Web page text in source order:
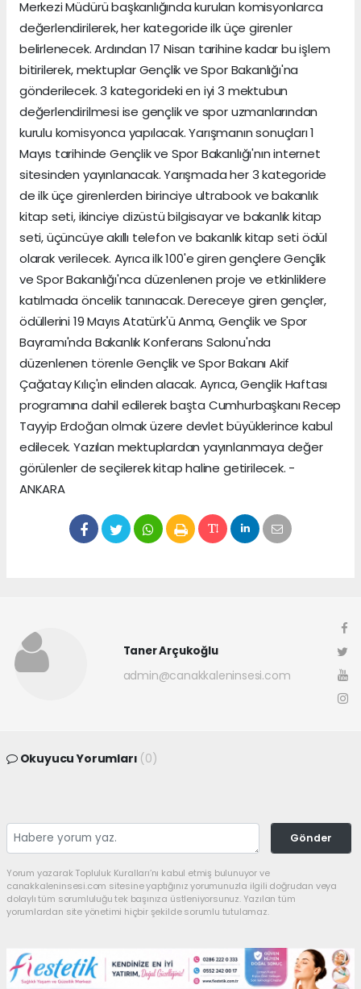
Merkezi Müdürü başkanlığında kurulan komisyonlarca
değerlendirilerek, her kategoride ilk üçe girenler
belirlenecek. Ardından 17 Nisan tarihine kadar bu işlem
bitirilerek, mektuplar Gençlik ve Spor Bakanlığı'na
gönderilecek. 3 kategorideki en iyi 3 mektubun
değerlendirilmesi ise gençlik ve spor uzmanlarından
kurulu komisyonca yapılacak. Yarışmanın sonuçları 1
Mayıs tarihinde Gençlik ve Spor Bakanlığı'nın internet
sitesinden yayınlanacak. Yarışmada her 3 kategoride
de ilk üçe girenlerden birinciye ultrabook ve bakanlık
kitap seti, ikinciye dizüstü bilgisayar ve bakanlık kitap
seti, üçüncüye akıllı telefon ve bakanlık kitap seti ödül
olarak verilecek. Ayrıca ilk 100'e giren gençlere Gençlik
ve Spor Bakanlığı'nca düzenlenen proje ve etkinliklere
katılmada öncelik tanınacak. Dereceye giren gençler,
ödüllerini 19 Mayıs Atatürk'ü Anma, Gençlik ve Spor
Bayramı'nda Bakanlık Konferans Salonu'nda
düzenlenen törenle Gençlik ve Spor Bakanı Akif
Çağatay Kılıç'ın elinden alacak. Ayrıca, Gençlik Haftası
programına dahil edilerek başta Cumhurbaşkanı Recep
Tayyip Erdoğan olmak üzere devlet büyüklerince kabul
edilecek. Yazılan mektuplardan yayınlanmaya değer
görülenler de seçilerek kitap haline getirilecek. -
ANKARA
Taner Arçukoğlu
admin@canakkaleninsesi.com
Okuyucu Yorumları (0)
Gönder
Yorum yazarak Topluluk Kuralları’nı kabul etmiş bulunuyor ve
canakkaleninsesi.com sitesine yaptığınız yorumunuzla ilgili doğrudan veya
dolaylı tüm sorumluluğu tek başınıza üstleniyorsunuz. Yazılan tüm
yorumlardan site yönetimi hiçbir şekilde sorumlu tutulamaz.